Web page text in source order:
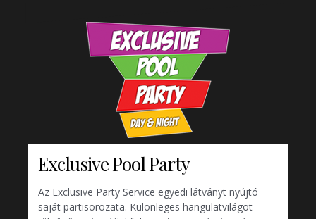
Exclusive Pool Party
Az Exclusive Party Service egyedi látványt nyújtó
saját partisorozata. Különleges hangulatvilágot